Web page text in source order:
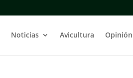
Noticias Avicultura Opinión